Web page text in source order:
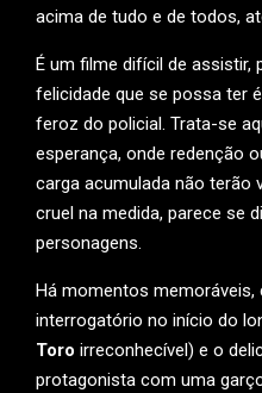
acima de tudo e de todos,
É um filme difícil de assistir,
felicidade que se possa ter
feroz do policial. Trata-se
esperança, onde redenção
carga acumulada não terão
cruel na medida, parece se
personagens.
Há momentos
interrogatório no início do
Toro irreconhecível) e o
protagonista com uma